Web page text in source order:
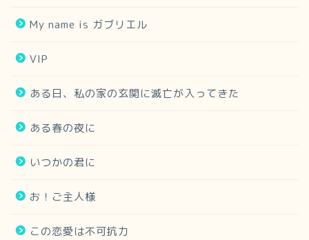
My name is ガブリエル
VIP
ある日、私の家の玄関に滅亡が入ってきた
ある春の夜に
いつかの君に
お！ご主人様
この恋愛は不可抗力